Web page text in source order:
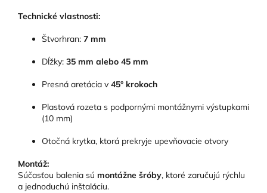
Technické vlastnosti:
Štvorhran: 7 mm
Dĺžky: 35 mm alebo 45 mm
Presná aretácia v 45° krokoch
Plastová rozeta s podpornými montážnymi výstupkami
(10 mm)
Otočná krytka, ktorá prekryje upevňovacie otvory
Montáž:
Súčasťou balenia sú montážne šróby, ktoré zaručujú rýchlu
a jednoduchú inštaláciu.